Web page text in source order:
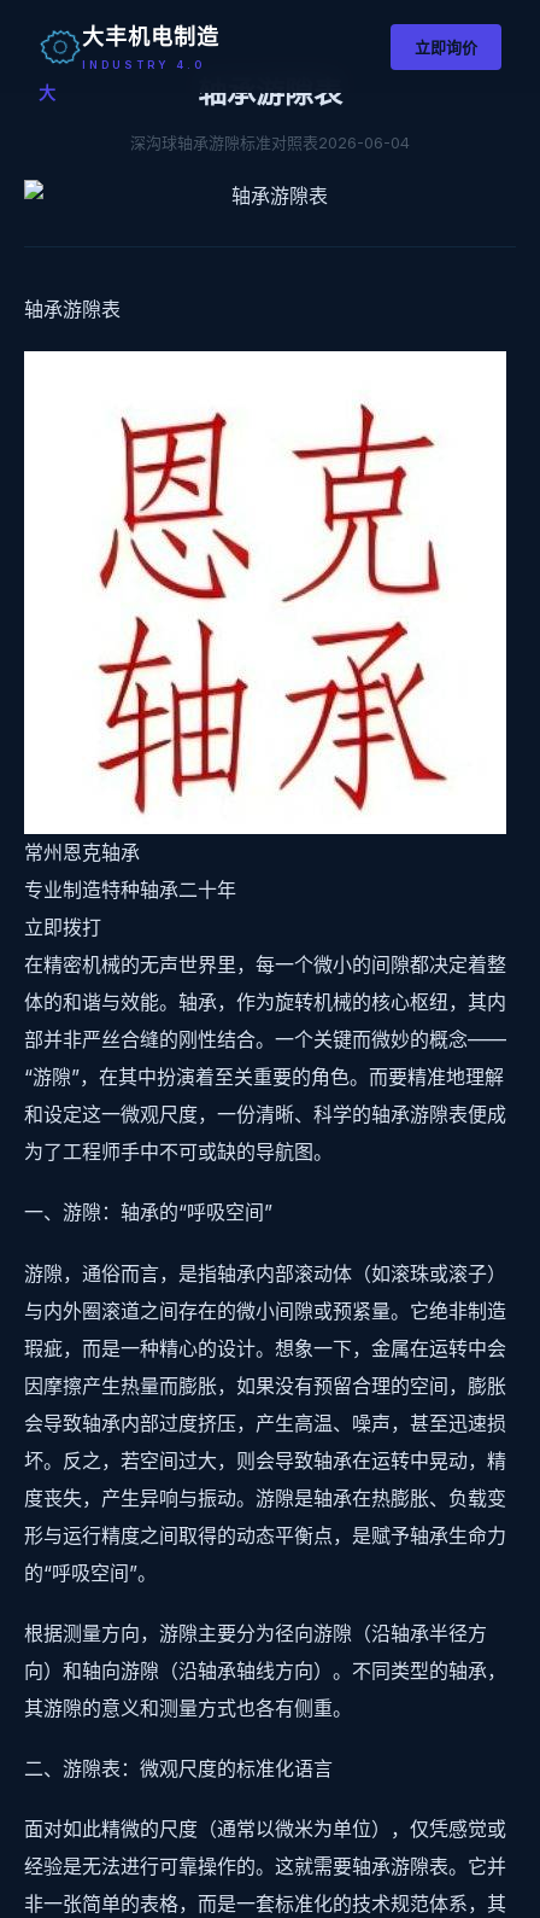
大
大丰机电制造
INDUSTRY 4.0
立即询价
轴承游隙表
深沟球轴承游隙标准对照表2026-06-04
轴承游隙表
常州恩克轴承
专业制造特种轴承二十年
立即拨打
在精密机械的无声世界里，每一个微小的间隙都决定着整
体的和谐与效能。轴承，作为旋转机械的核心枢纽，其内
部并非严丝合缝的刚性结合。一个关键而微妙的概念——
“游隙”，在其中扮演着至关重要的角色。而要精准地理解
和设定这一微观尺度，一份清晰、科学的轴承游隙表便成
为了工程师手中不可或缺的导航图。
一、游隙：轴承的“呼吸空间”
游隙，通俗而言，是指轴承内部滚动体（如滚珠或滚子）
与内外圈滚道之间存在的微小间隙或预紧量。它绝非制造
瑕疵，而是一种精心的设计。想象一下，金属在运转中会
因摩擦产生热量而膨胀，如果没有预留合理的空间，膨胀
会导致轴承内部过度挤压，产生高温、噪声，甚至迅速损
坏。反之，若空间过大，则会导致轴承在运转中晃动，精
度丧失，产生异响与振动。游隙是轴承在热膨胀、负载变
形与运行精度之间取得的动态平衡点，是赋予轴承生命力
的“呼吸空间”。
根据测量方向，游隙主要分为径向游隙（沿轴承半径方
向）和轴向游隙（沿轴承轴线方向）。不同类型的轴承，
其游隙的意义和测量方式也各有侧重。
二、游隙表：微观尺度的标准化语言
面对如此精微的尺度（通常以微米为单位），仅凭感觉或
经验是无法进行可靠操作的。这就需要轴承游隙表。它并
非一张简单的表格，而是一套标准化的技术规范体系，其